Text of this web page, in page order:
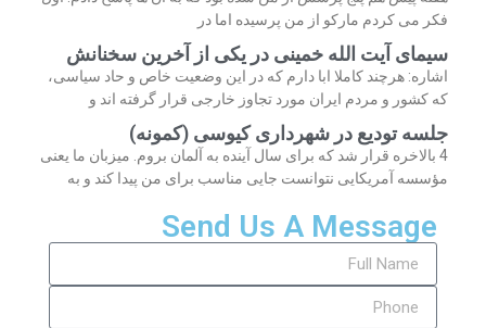
فکر می کردم مارکو از من پرسیده اما در
سیمای آیت الله خمینی در یکی از آخرین سخنانش
اشاره: هرچند کاملا ابا دارم که در این وضعیت خاص و حاد سیاسی،
که کشور و مردم ایران مورد تجاوز خارجی قرار گرفته اند و
جلسه تودیع در شهرداری کیوسی (کمونه)
4 بالاخره قرار شد که برای سال آینده به آلمان بروم. میزبان ما یعنی
مؤسسه آمریکایی نتوانست جایی مناسب برای من پیدا کند و به
Send Us A Message